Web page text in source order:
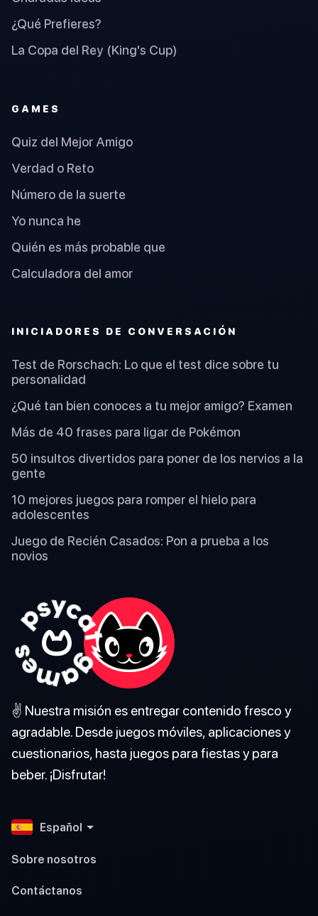
¿Qué Prefieres?
La Copa del Rey (King's Cup)
GAMES
Quiz del Mejor Amigo
Verdad o Reto
Número de la suerte
Yo nunca he
Quién es más probable que
Calculadora del amor
INICIADORES DE CONVERSACIÓN
Test de Rorschach: Lo que el test dice sobre tu
personalidad
¿Qué tan bien conoces a tu mejor amigo? Examen
Más de 40 frases para ligar de Pokémon
50 insultos divertidos para poner de los nervios a la
gente
10 mejores juegos para romper el hielo para
adolescentes
Juego de Recién Casados: Pon a prueba a los
novios
✌️ Nuestra misión es entregar contenido fresco y
agradable. Desde juegos móviles, aplicaciones y
cuestionarios, hasta juegos para fiestas y para
beber. ¡Disfrutar!
Español
Sobre nosotros
Contáctanos